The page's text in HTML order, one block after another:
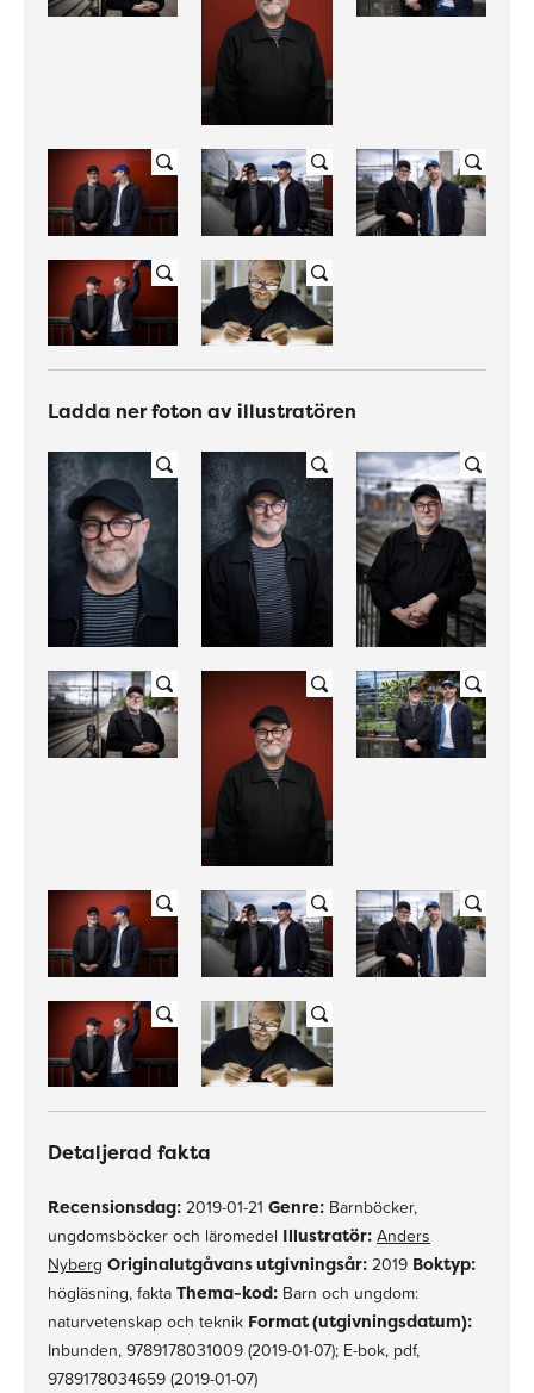
Ladda ner foton av illustratören
Detaljerad fakta
Recensionsdag: 2019-01-21 Genre: Barnböcker,
ungdomsböcker och läromedel Illustratör: Anders
Nyberg Originalutgåvans utgivningsår: 2019 Boktyp:
högläsning, fakta Thema-kod: Barn och ungdom:
naturvetenskap och teknik Format (utgivningsdatum):
Inbunden, 9789178031009 (2019-01-07); E-bok, pdf,
9789178034659 (2019-01-07)